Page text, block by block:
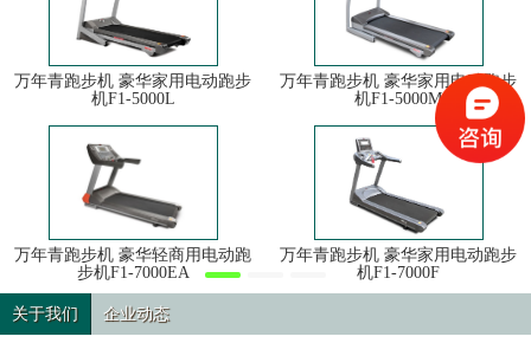
万年青跑步机 豪华家用电动跑步
机F1-5000L
万年青跑步机 豪华家用电动跑步
机F1-5000M
万年青跑步机 豪华轻商用电动跑
步机F1-7000EA
万年青跑步机 豪华家用电动跑步
机F1-7000F
关于我们 企业动态